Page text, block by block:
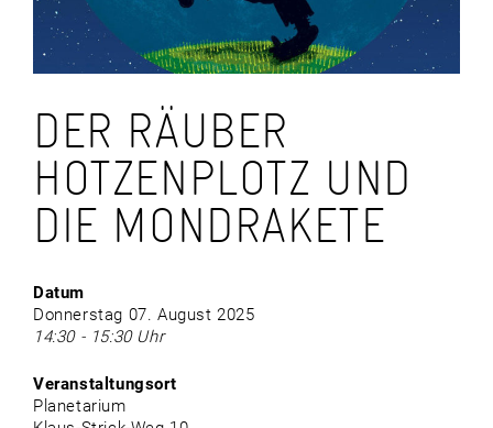
DER RÄUBER
HOTZENPLOTZ UND
DIE MONDRAKETE
Datum
Donnerstag 07. August 2025
14:30 - 15:30 Uhr
Veranstaltungsort
Planetarium